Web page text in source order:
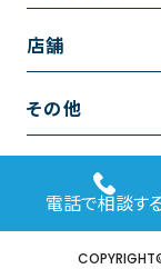
リノベーション
内装のリフォーム
水回りのリフォーム
外壁のリフォーム
窓のリフォーム
お風呂の施工事例
洗面の施工事例
コミュニティ
お知らせ
店舗
越谷店
浦和店
日本橋店
その他
お問い合わせ
サイトポリシー
電話で相談す